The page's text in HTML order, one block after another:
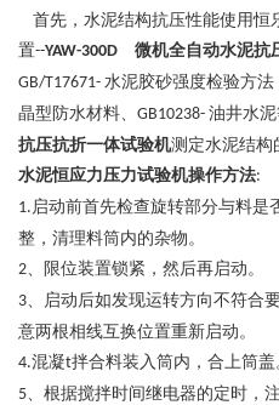
首先，水泥结构抗压性能使用恒
置--YAW-300D 微机全自动水泥抗
GB/T17671- 水泥胶砂强度检验方法
晶型防水材料、 GB10238- 油井水泥
抗压抗折一体试验机测定水泥结构
水泥恒应力压力试验机操作方法:
1. 启动前首先检查旋转部分与料是
整，清理料筒内的杂物。
2 、限位装置锁紧，然后再启动。
3 、启动后如发现运转方向不符合
意两根相线互换位置重新启动。
4.混凝t拌合料装入筒内，合上筒盖
5 、根据搅拌时间继电器的定时，